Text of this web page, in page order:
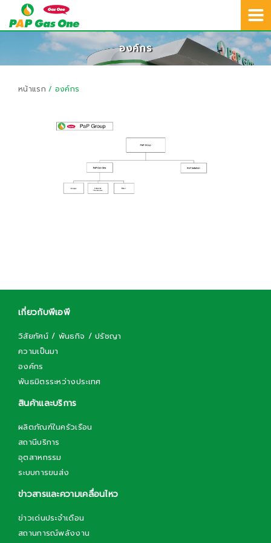
สายด่วนบริการลูกค้า :02-692-8401 TH
องค์กร
หน้าแรก / องค์กร
เกี่ยวกับพีเอพี
วิสัยทัศน์ / พันธกิจ / ปรัชญา
ความเป็นมา
องค์กร
พันธมิตรระหว่างประเทศ
สินค้าและบริการ
ผลิตภัณฑ์ในครัวเรือน
สถานีบริการ
อุตสาหกรรม
ระบบการขนส่ง
ข่าวสารและความเคลื่อนไหว
ข่าวเด่นประจำเดือน
สถานการณ์พลังงาน